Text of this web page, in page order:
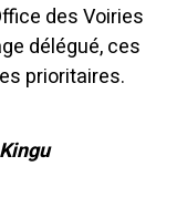
des Voiries
délégué, ces
prioritaires.